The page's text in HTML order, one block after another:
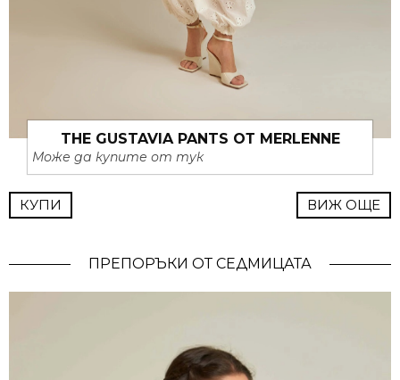
THE GUSTAVIA PANTS ОТ MERLENNE
Може да купите от тук
КУПИ ВИЖ ОЩЕ
ПРЕПОРЪКИ ОТ СЕДМИЦАТА